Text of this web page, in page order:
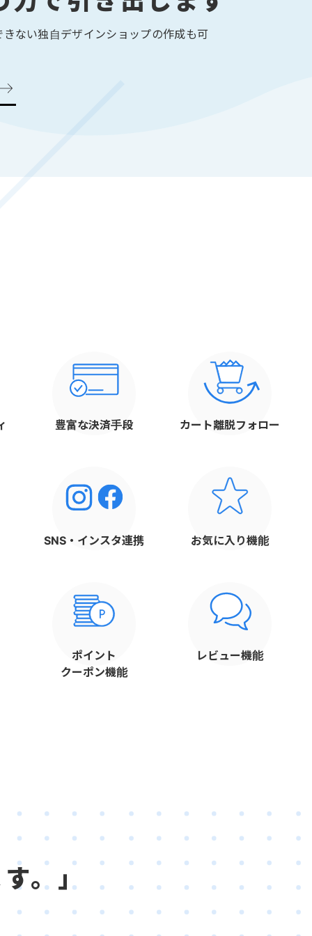
ない独自デザインショップの作成も可
豊富な決済手段 カート離脱フォロー
SNS・インスタ連携 お気に入り機能
ポイント
クーポン機能
レビュー機能
。」